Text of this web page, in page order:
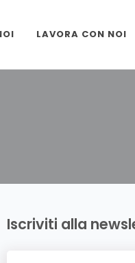
LAVORA CON NOI
Iscriviti alla